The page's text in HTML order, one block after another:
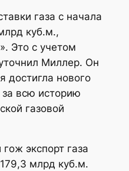
газа с начала
куб.м.,
Это с учетом
Миллер. Он
достигла нового
всю историю
газовой
экспорт газа
млрд куб.м.